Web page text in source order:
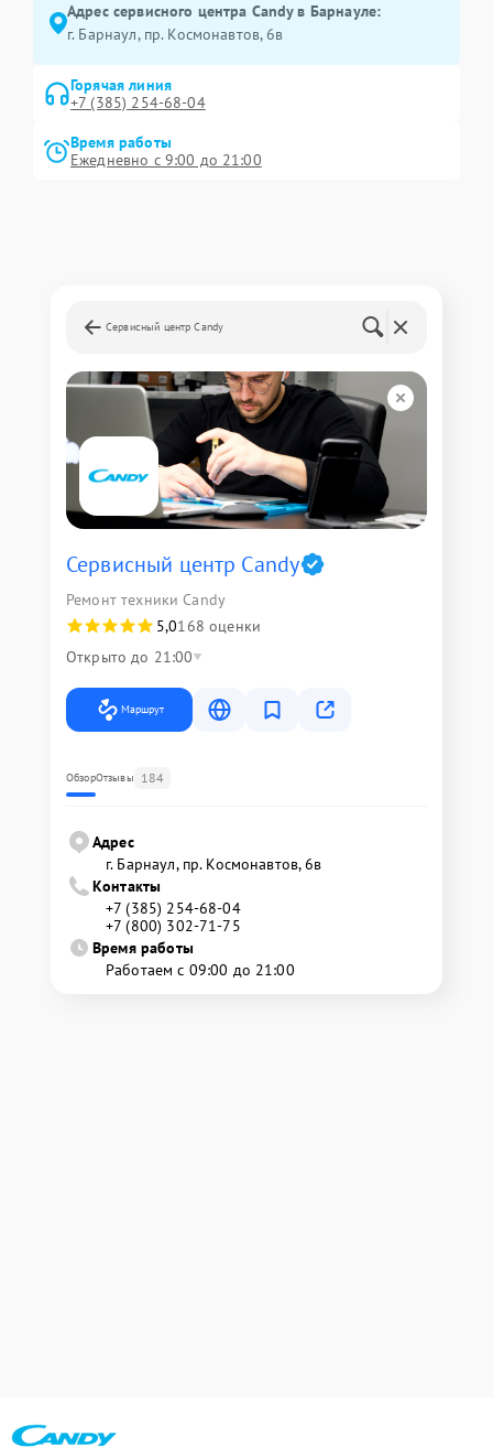
Адрес сервисного центра Candy в Барнауле:
г. Барнаул, ​пр. Космонавтов, 6в
Горячая линия
+7 (385) 254-68-04
Время работы
Ежедневно с 9:00 до 21:00
Сервисный центр Candy
Сервисный центр Candy
Ремонт техники Candy
5,0168 оценки
Открыто до 21:00
Маршрут
ОбзорОтзывы 184
Адрес
г. Барнаул, ​пр. Космонавтов, 6в
Контакты
+7 (385) 254-68-04
+7 (800) 302-71-75
Время работы
Работаем с 09:00 до 21:00